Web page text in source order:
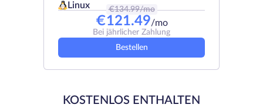
Linux
€134.99/mo
€121.49/mo
Bei jährlicher Zahlung
Bestellen
KOSTENLOS ENTHALTEN